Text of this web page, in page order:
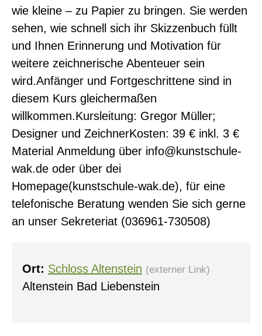
wie kleine – zu Papier zu bringen. Sie werden
sehen, wie schnell sich ihr Skizzenbuch füllt
und Ihnen Erinnerung und Motivation für
weitere zeichnerische Abenteuer sein
wird.Anfänger und Fortgeschrittene sind in
diesem Kurs gleichermaßen
willkommen.Kursleitung: Gregor Müller;
Designer und ZeichnerKosten: 39 € inkl. 3 €
Material Anmeldung über info@kunstschule-
wak.de oder über dei
Homepage(kunstschule-wak.de), für eine
telefonische Beratung wenden Sie sich gerne
an unser Sekreteriat (036961-730508)
Ort: Schloss Altenstein (externer Link)
Altenstein Bad Liebenstein